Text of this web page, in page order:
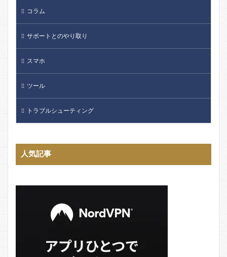
コラム
サポートとのやり取り
スマホ
ツール
トラブルシューティング
人気記事